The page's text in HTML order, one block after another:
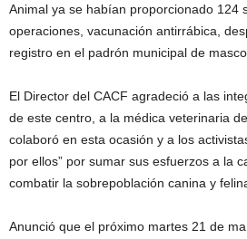
Animal ya se habían proporcionado 124
operaciones, vacunación antirrábica,
registro en el padrón municipal de
El Director del CACF agradeció a las
de este centro, a la médica veterinaria
colaboró en esta ocasión y a los
por ellos” por sumar sus esfuerzos a la
combatir la sobrepoblación canina y
Anunció que el próximo martes 21 de